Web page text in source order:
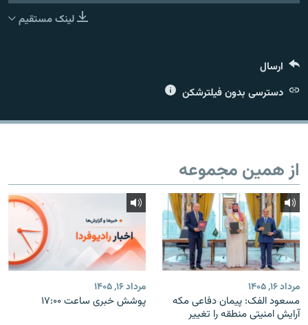
لینک مستقیم
ارسال
دسترسی بدون فیلترشکن
از همین مجموعه
مرداد ۱۶, ۱۴۰۵
مسعود الفک: پیمان دفاعی مکه
آرایش امنیتی منطقه را تغییر
مرداد ۱۶, ۱۴۰۵
پوشش خبری ساعت ۱۷:۰۰